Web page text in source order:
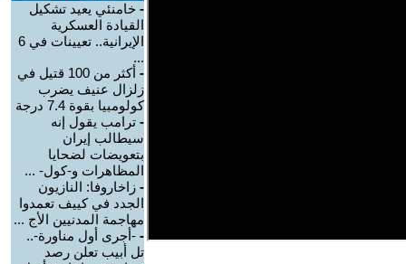
- خامنئي يعيد تشكيل
القيادة العسكرية
الإيرانية.. تعيينات في 6
...
-
أكثر من 100 قتيل في
زلزال عنيف يضرب
كولومبيا بقوة 7.4 درجة
- ترامب يقول إنه
سيطالب إيران
بتعويضات لضحايا
المظاهرات و-كول- ...
- زاخاروفا: النازيون
الجدد في كييف تعمدوا
مهاجمة المدنيين الأج ...
- -أجرى أول مناورة-..
تل أبيب تعلن رصد